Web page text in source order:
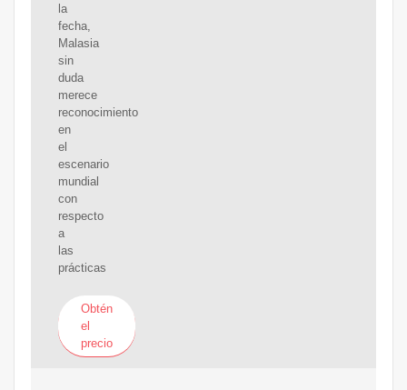
la
fecha,
Malasia
sin
duda
merece
reconocimiento
en
el
escenario
mundial
con
respecto
a
las
prácticas
Obtén
el
precio